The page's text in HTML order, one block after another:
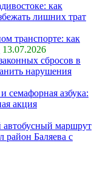
как
лишних трат
транспорте: как
13.07.2026
сбросов в
нарушения
семафорная азбука:
акция
автобусный маршрут
район Баляева с